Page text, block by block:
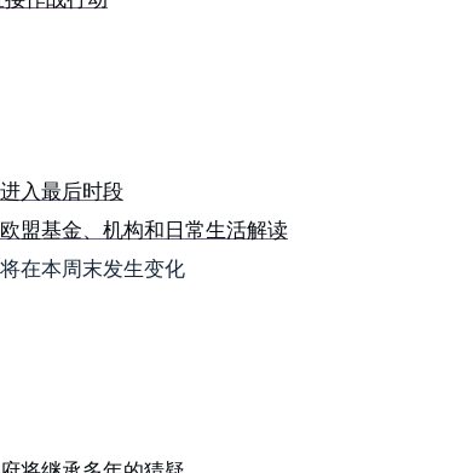
入最后时段
盟基金、机构和日常生活解读
在本周末发生变化